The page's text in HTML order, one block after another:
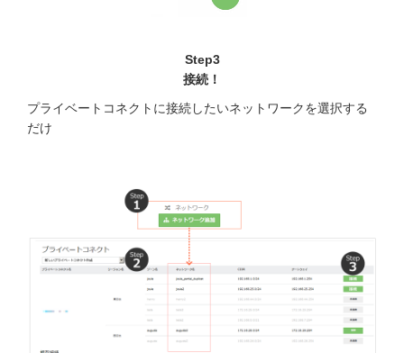
Step3
接続！
プライベートコネクトに接続したいネットワークを選択する
だけ